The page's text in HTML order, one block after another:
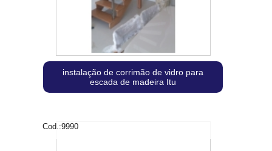
instalação de corrimão de vidro para
escada de madeira Itu
Cod.:9990